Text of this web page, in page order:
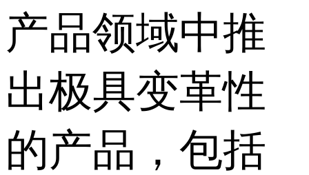
产品领域中推
出极具变革性
的产品，包括